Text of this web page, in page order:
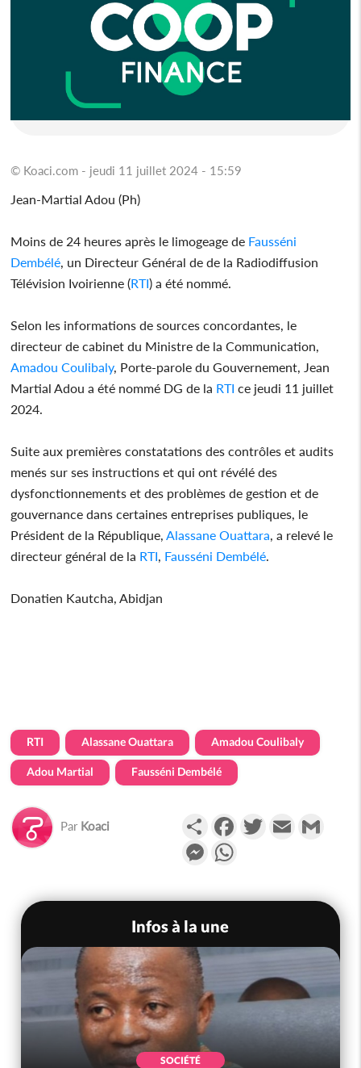
© Koaci.com - jeudi 11 juillet 2024 - 15:59
Jean-Martial Adou (Ph)
Moins de 24 heures après le limogeage de Fausséni
Dembélé , un Directeur Général de de la Radiodiffusion
Télévision Ivoirienne (RTI) a été nommé.
Selon les informations de sources concordantes, le
directeur de cabinet du Ministre de la Communication,
Amadou Coulibaly, Porte-parole du Gouvernement, Jean
Martial Adou a été nommé DG de la RTI ce jeudi 11 juillet
2024.
Suite aux premières constatations des contrôles et audits
menés sur ses instructions et qui ont révélé des
dysfonctionnements et des problèmes de gestion et de
gouvernance dans certaines entreprises publiques, le
Président de la République, Alassane Ouattara , a relevé le
directeur général de la RTI Fausséni Dembélé
Donatien Kautcha, Abidjan
RTI Alassane Ouattara Amadou Coulibaly
Adou Martial Fausséni Dembélé
Par Koaci PartagerFacebookTwitterEmail
Messenger
Infos à la une
SOCIÉTÉ